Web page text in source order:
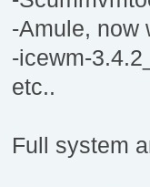
-Amule, now
-icewm-
etc..
Full system